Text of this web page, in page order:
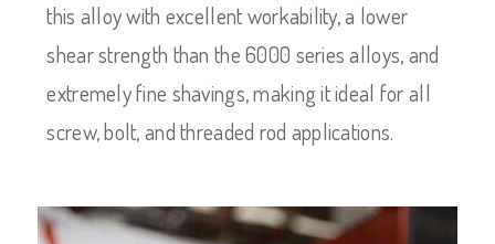
this alloy with excellent workability, a lower
shear strength than the 6000 series alloys, and
extremely fine shavings, making it ideal for all
screw, bolt, and threaded rod applications.